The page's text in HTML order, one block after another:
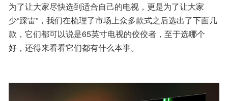
为了让大家尽快选到适合自己的电视，更是为了让大家
少“踩雷”，我们在梳理了市场上众多款式之后选出了下面几
款，它们都可以说是65英寸电视的佼佼者，至于选哪个
好，还得来看看它们都有什么本事。